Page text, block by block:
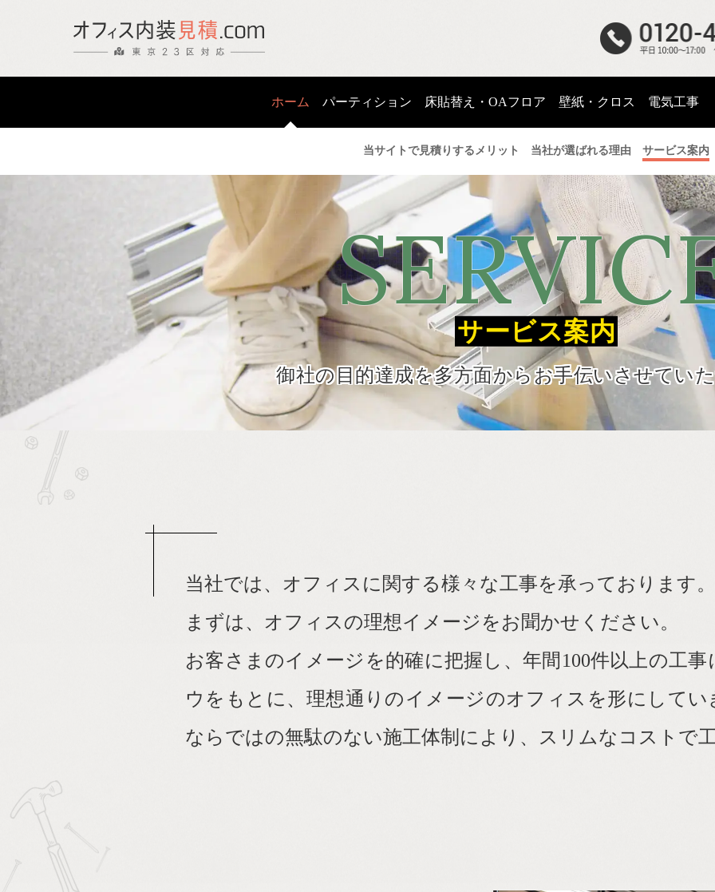
ホーム パーティション 床貼替え・OAフロア 壁紙・クロス 電気工事
当サイトで見積りするメリット 当社が選ばれる理由 サービス案内
サービス案内
御社の目的達成を多方面からお手伝いさせてい
当社では、オフィスに関する様々な工事を承っております。
まずは、オフィスの理想イメージをお聞かせください。
お客さまのイメージを的確に把握し、年間100件以上の工
ウをもとに、理想通りのイメージのオフィスを形にして
ならではの無駄のない施工体制により、スリムなコストで
パーティション 床貼替え・OA
壁紙・クロス 電気工事
施工事例 UP!